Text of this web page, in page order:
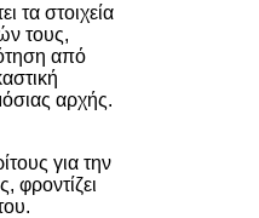
τα στοιχεία
τους,
από
αρχής.
για την
φροντίζει